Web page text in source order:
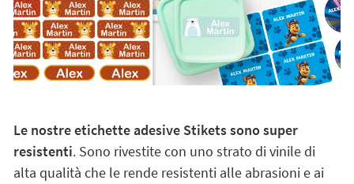
Le nostre etichette adesive Stikets sono super
resistenti. Sono rivestite con uno strato di vinile di
alta qualità che le rende resistenti alle abrasioni e ai